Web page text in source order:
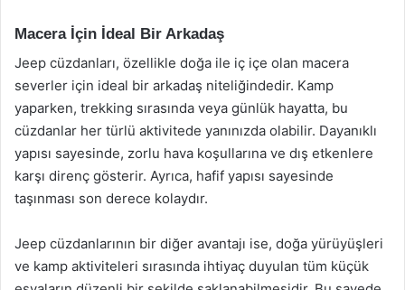
Macera İçin İdeal Bir Arkadaş
Jeep cüzdanları, özellikle doğa ile iç içe olan macera
severler için ideal bir arkadaş niteliğindedir. Kamp
yaparken, trekking sırasında veya günlük hayatta, bu
cüzdanlar her türlü aktivitede yanınızda olabilir. Dayanıklı
yapısı sayesinde, zorlu hava koşullarına ve dış etkenlere
karşı direnç gösterir. Ayrıca, hafif yapısı sayesinde
taşınması son derece kolaydır.
Jeep cüzdanlarının bir diğer avantajı ise, doğa yürüyüşleri
ve kamp aktiviteleri sırasında ihtiyaç duyulan tüm küçük